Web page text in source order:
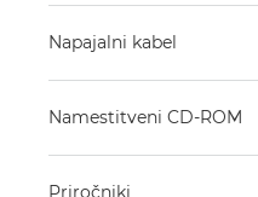
Napajalni kabel
Namestitveni CD-ROM
Priročniki